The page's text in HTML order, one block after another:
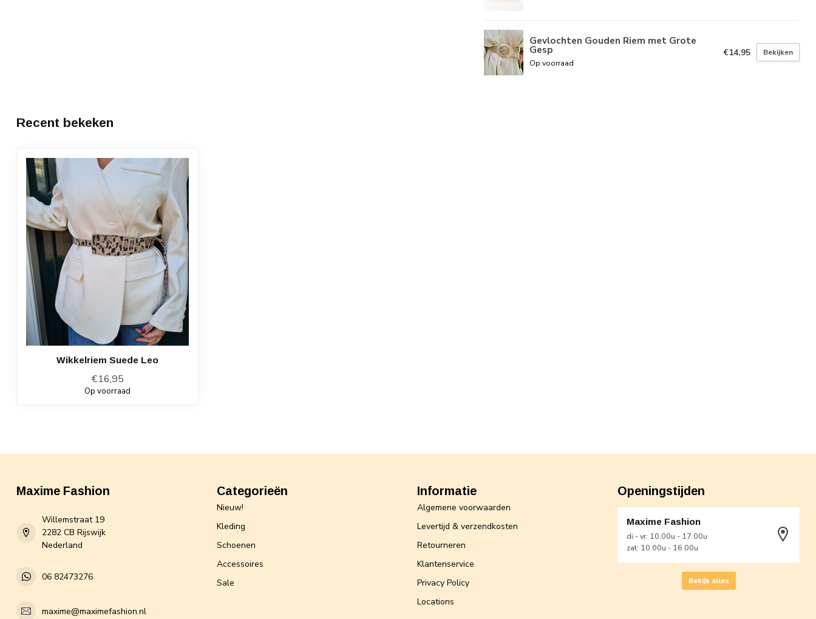
Gevlochten Gouden Riem met Grote
Gesp
Op voorraad
€14,95 Bekijken
Recent bekeken
Wikkelriem Suede Leo
€16,95
Op voorraad
Maxime Fashion
Willemstraat 19
2282 CB Rijswijk
Nederland
06 82473276
maxime@maximefashion.nl
Categorieën
Nieuw!
Kleding
Schoenen
Accessoires
Sale
Informatie
Algemene voorwaarden
Levertijd & verzendkosten
Retourneren
Klantenservice
Privacy Policy
Locations
Openingstijden
Maxime Fashion
di - vr: 10.00u - 17.00u
zat: 10.00u - 16.00u
Bekijk alles